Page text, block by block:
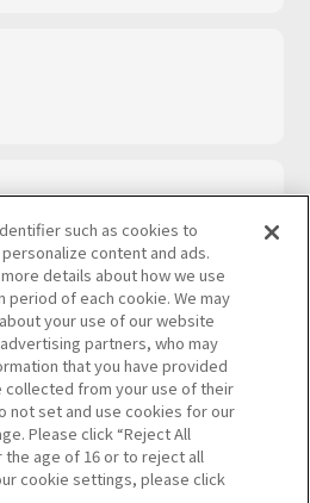
ルメディアポリシー
り扱いに関する保護方針
Information著作権・商標について
such as cookies to
content and ads.
details about how we use
of each cookie. We may
your use of our website
partners, who may
that you have provided
collected from your use of their
not set and use cookies for our
Please click “Reject All
the age of 16 or to reject all
cookie settings, please click